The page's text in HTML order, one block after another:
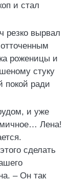
и стал
резко вырвал
роженицы и
стуку
покой ради
и уже
Лена!
сделать
– Он так